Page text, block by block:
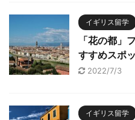
イギリス留学
「花の都」
すすめスポ
2022/7/3
イギリス留学